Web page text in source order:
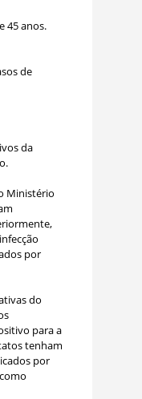
45 anos.
de
da
Ministério
por
do
para a
tenham
por